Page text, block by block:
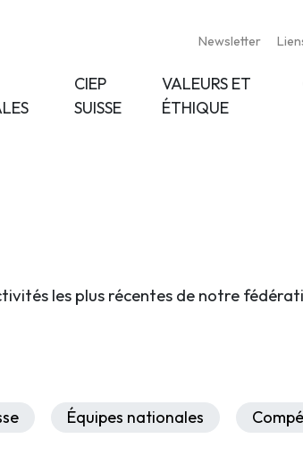
Newsletter
CIEP
SUISSE
VALEURS ET
ÉTHIQUE
les plus récentes de notre
Équipes nationales